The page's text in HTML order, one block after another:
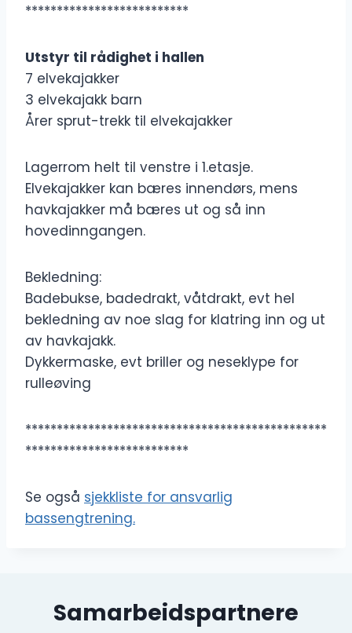
**************************
Utstyr til rådighet i hallen
7 elvekajakker
3 elvekajakk barn
Årer sprut-trekk til elvekajakker
Lagerrom helt til venstre i 1.etasje.
Elvekajakker kan bæres innendørs, mens
havkajakker må bæres ut og så inn
hovedinngangen.
Bekledning:
Badebukse, badedrakt, våtdrakt, evt hel
bekledning av noe slag for klatring inn og ut
av havkajakk.
Dykkermaske, evt briller og neseklype for
rulleøving
************************************************
**************************
Se også sjekkliste for ansvarlig
bassengtrening.
Samarbeidspartnere